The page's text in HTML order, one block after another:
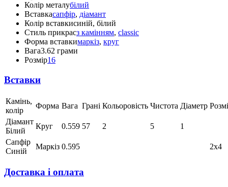
Колір металубілий
Вставкасапфір, діамант
Колір вставкисиній, білий
Стиль прикрасз камінням, classic
Форма вставкимаркіз, круг
Вага3.62 грами
Розмір16
Вставки
Камінь,
колір
Форма Вага Грані Кольоровість Чистота Діаметр
Діамант
Білий
Круг 0.559 57 2 5
1
Сапфір
Синій
Маркіз 0.595 2х4
Доставка і оплата